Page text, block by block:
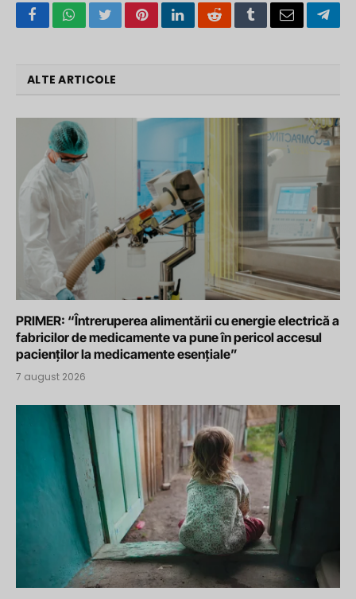
FacebookWhatsApp
TwitterPinterestLinkedInRedditTumblrEmail
ALTE ARTICOLE
PRIMER: “Întreruperea alimentării cu energie electrică a
fabricilor de medicamente va pune în pericol accesul
pacienților la medicamente esențiale”
7 august 2026